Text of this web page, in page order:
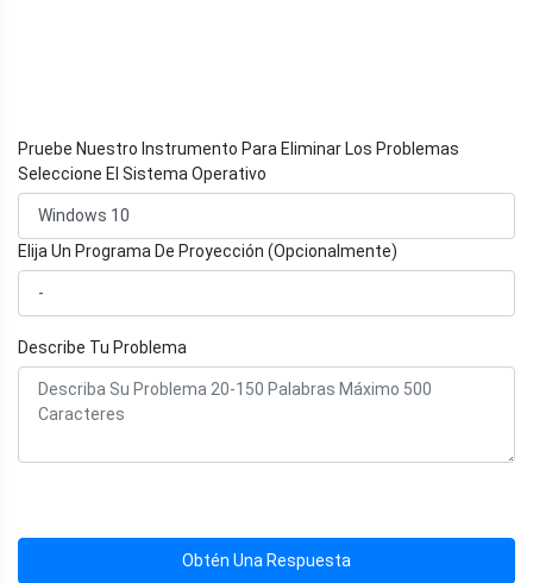
Pruebe Nuestro Instrumento Para Eliminar Los Problemas
Seleccione El Sistema Operativo
Elija Un Programa De Proyección (Opcionalmente)
Describe Tu Problema
Obtén Una Respuesta